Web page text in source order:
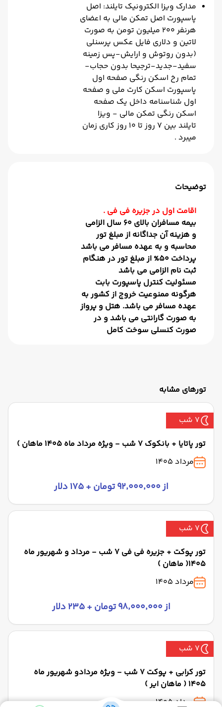
مدارک ویزا الکترونیک تایلند: اصل
پاسپورت اصل تمکن مالی به اعضای
هرنفر 200 میلیون تومن به صورت
لاتین و دلاری فایل عکس پرسنلی
(بدون روتوش و ارایش-پس زمینه
سفید-جدید-ترجیحا بدون حجاب-
تمام رخ اسکن رنگی صفحه اول
پاسپورت اسکن کارت ملی و صفحه
اول شناسنامه داخل یک صفحه
اسکن رنگی تمکن مالی - ویزا
تایلند بین 7 روز تا 10 روز کاری زمان
میبرد .
توضیحات
اقامت اول در جزیره فی فی .
بیمه مسافران بالای 60 سال الزامی
و هزینه آن جداگانه از مبلغ تور
محاسبه و به عهده مسافر می باشد
پرداخت 50% از مبلغ تور در هنگام
ثبت نام الزامی می باشد
مسئولیت کنترل پاسپورت بابت
هرگونه ممنوعیت خروج از کشور به
عهده مسافر می باشد. هتل و پرواز
به صورت گارانتی می باشد و در
صورت کنسلی سوخت کامل
تورهای مشابه
7 شب
تور پاتایا + بانکوک 7 شب - ویژه مرداد ماه 1405 ماهان )
مرداد 1405
از ۹۲٬۰۰۰٬۰۰۰ تومان + ۱۷۵ دلار
7 شب
تور پوکت + جزیره فی فی 7 شب - مرداد و شهریور ماه
1405( ماهان )
مرداد 1405
از ۹۸٬۰۰۰٬۰۰۰ تومان + ۲۳۵ دلار
7 شب
تور کرابی + پوکت 7 شب - ویژه مردادو شهریور ماه
1405 ( ماهان ایر )
مرداد 1405